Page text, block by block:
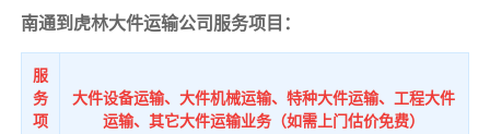
南通到虎林大件运输公司服务项目：
服
务
项
大件设备运输、大件机械运输、特种大件运输、工程大件
运输、其它大件运输业务（如需上门估价免费）